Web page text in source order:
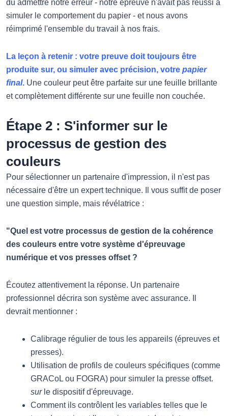
dû admettre notre erreur - notre épreuve n'avait pas réussi à
simuler le comportement du papier - et nous avons
réimprimé l'ensemble du travail à nos frais.
La leçon à retenir : votre preuve doit toujours être
produite sur, ou simuler avec précision, votre papier
final. Une couleur peut être parfaite sur une feuille brillante
et complètement différente sur une feuille non couchée.
Étape 2 : S'informer sur le
processus de gestion des
couleurs
Pour sélectionner un partenaire d'impression, il n'est pas
nécessaire d'être un expert technique. Il vous suffit de poser
une question simple, mais révélatrice :
"Quel est votre processus de gestion de la cohérence
des couleurs entre votre système d'épreuvage
numérique et vos presses offset ?
Écoutez attentivement la réponse. Un partenaire
professionnel décrira son système avec assurance. Il
devrait mentionner :
Calibrage régulier de tous les appareils (épreuves et
presses).
Utilisation de profils de couleurs spécifiques (comme
GRACoL ou FOGRA) pour simuler la presse offset.
surle dispositif d'épreuvage.
Comment ils contrôlent les variables telles que le